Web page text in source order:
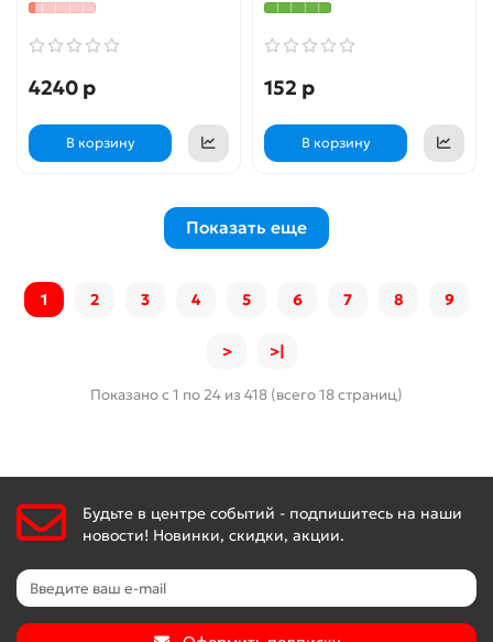
4240 р
В корзину
152 р
В корзину
Показать еще
1 2 3 4 5 6 7 8 9
> >|
Показано с 1 по 24 из 418 (всего 18 страниц)
Будьте в центре событий - подпишитесь на наши
новости! Новинки, скидки, акции.